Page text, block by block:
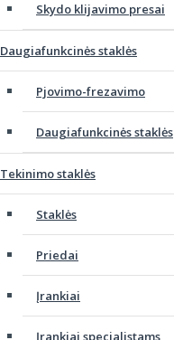
Skydo klijavimo presai
Daugiafunkcinės staklės
Pjovimo-frezavimo
Daugiafunkcinės staklės
Tekinimo staklės
Staklės
Priedai
Įrankiai
Įrankiai specialistams